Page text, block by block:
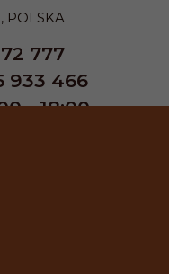
, POLSKA
777
933 466
- 18:00